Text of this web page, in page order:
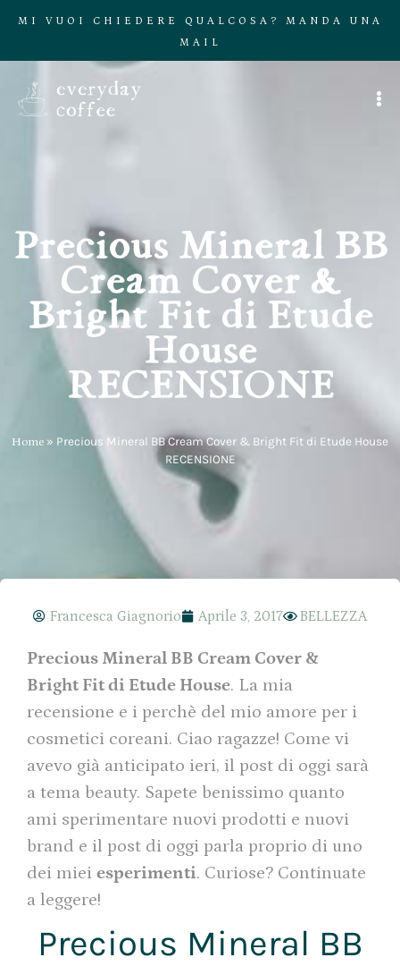
MI VUOI CHIEDERE QUALCOSA? MANDA UNA
MAIL
Precious Mineral BB
Cream Cover &
Bright Fit di Etude
House
RECENSIONE
Home » Precious Mineral BB Cream Cover & Bright Fit di Etude House
RECENSIONE
Francesca Giagnorio Aprile 3, 2017 BELLEZZA
Precious Mineral BB Cream Cover &
Bright Fit di Etude House. La mia
recensione e i perchè del mio amore per i
cosmetici coreani. Ciao ragazze! Come vi
avevo già anticipato ieri, il post di oggi sarà
a tema beauty. Sapete benissimo quanto
ami sperimentare nuovi prodotti e nuovi
brand e il post di oggi parla proprio di uno
dei miei esperimenti. Curiose? Continuate
a leggere!
Precious Mineral BB